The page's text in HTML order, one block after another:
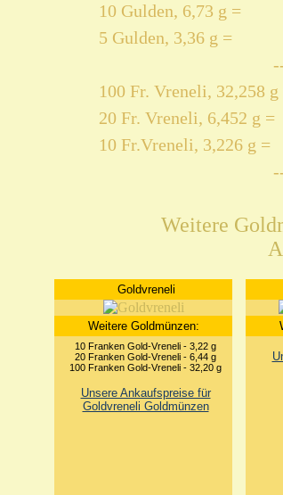
10 Gulden, 6,73 g =
5 Gulden, 3,36 g =
100 Fr. Vreneli, 32,258 g
20 Fr. Vreneli, 6,452 g =
10 Fr.Vreneli, 3,226 g =
Weitere
Goldvreneli
Weitere Goldmünzen:
10 Franken Gold-Vreneli - 3,22 g
20 Franken Gold-Vreneli - 6,44 g
100 Franken Gold-Vreneli - 32,20 g
Unsere Ankaufspreise für
Goldvreneli Goldmünzen